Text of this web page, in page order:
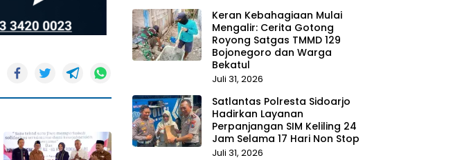
Keran Kebahagiaan Mulai
Mengalir: Cerita Gotong
Royong Satgas TMMD 129
Bojonegoro dan Warga
Bekatul
Juli 31, 2026
Satlantas Polresta Sidoarjo
Hadirkan Layanan
Perpanjangan SIM Keliling 24
Jam Selama 17 Hari Non Stop
Juli 31, 2026